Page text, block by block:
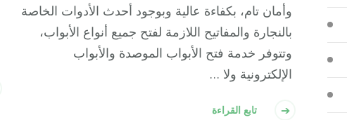
وأمان تام، بكفاءة عالية وبوجود أحدث الأدوات الخاصة
بالنجارة والمفاتيح اللازمة لفتح جميع أنواع الأبواب،
وتتوفر خدمة فتح الأبواب الموصدة والأبواب
الإلكترونية ولا …
تابع القراءة